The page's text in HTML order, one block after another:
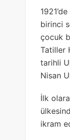
birinci
çocuk
Tatiller
tarihli
Nisan
İlk
ikram